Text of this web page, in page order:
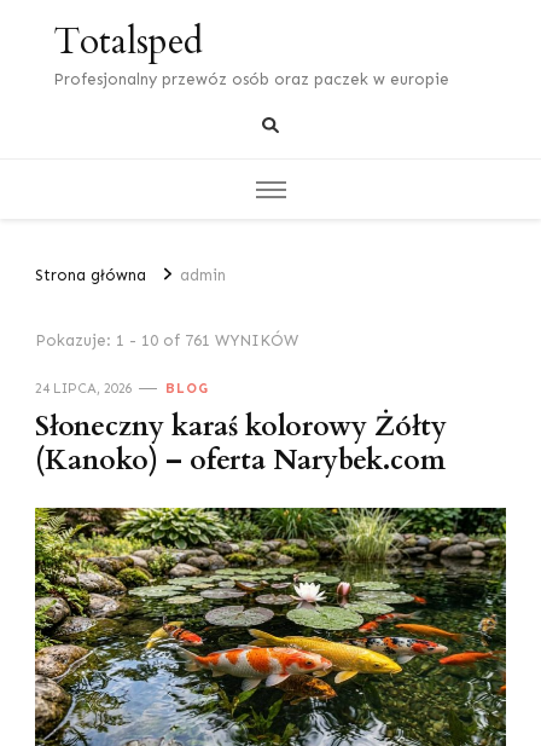
Totalsped
Profesjonalny przewóz osób oraz paczek w europie
Strona główna admin
Pokazuje: 1 - 10 of 761 WYNIKÓW
24 LIPCA, 2026 BLOG
Słoneczny karaś kolorowy Żółty
(Kanoko) – oferta Narybek.com